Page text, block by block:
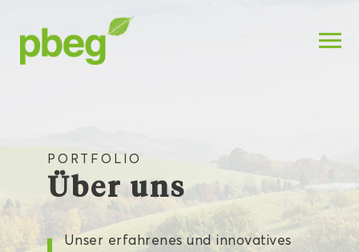
PORTFOLIO
Über uns
Unser erfahrenes und innovatives